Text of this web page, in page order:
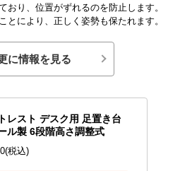
おり、位置がずれるのを防止します。
とにより、正しく姿勢も保たれます。
に情報を見る
レスト デスク用 足置き台
ル製 6段階高さ調整式
税込)